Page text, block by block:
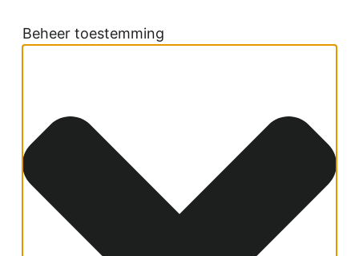
Beheer toestemming